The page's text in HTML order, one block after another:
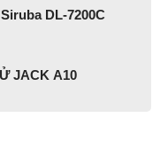
DL-7200C
JACK A10